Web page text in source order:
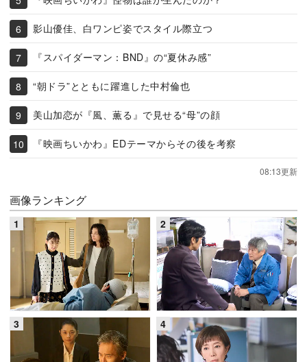
影山優佳、白ワンピ姿でスタイル際立つ
『スパイダーマン：BND』の“夏休み感”
“朝ドラ”とともに躍進した中村倫也
美山加恋が『風、薫る』で見せる“母”の顔
『映画ちいかわ』EDテーマからその後を考察
08:13更新
画像ランキング